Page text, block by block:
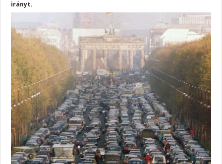
irányt.